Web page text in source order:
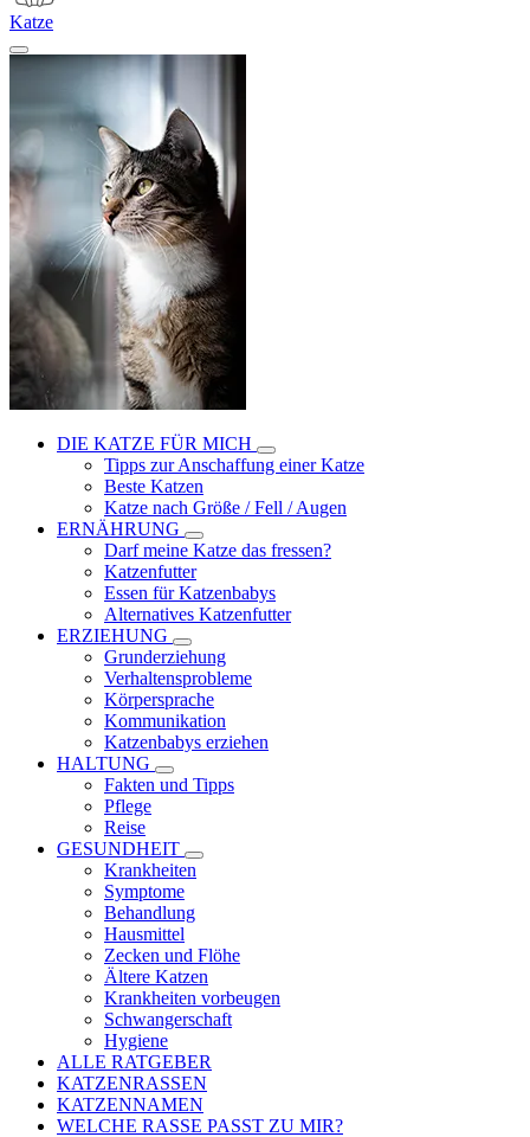
Katze
DIE KATZE FÜR MICH
Tipps zur Anschaffung einer Katze
Beste Katzen
Katze nach Größe / Fell / Augen
ERNÄHRUNG
Darf meine Katze das fressen?
Katzenfutter
Essen für Katzenbabys
Alternatives Katzenfutter
ERZIEHUNG
Grunderziehung
Verhaltensprobleme
Körpersprache
Kommunikation
Katzenbabys erziehen
HALTUNG
Fakten und Tipps
Pflege
Reise
GESUNDHEIT
Krankheiten
Symptome
Behandlung
Hausmittel
Zecken und Flöhe
Ältere Katzen
Krankheiten vorbeugen
Schwangerschaft
Hygiene
ALLE RATGEBER
KATZENRASSEN
KATZENNAMEN
WELCHE RASSE PASST ZU MIR?